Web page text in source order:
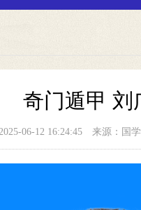
奇门遁甲 刘
06-12 16:24:45 来源：国